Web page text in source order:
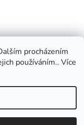
procházením
používáním.. Více